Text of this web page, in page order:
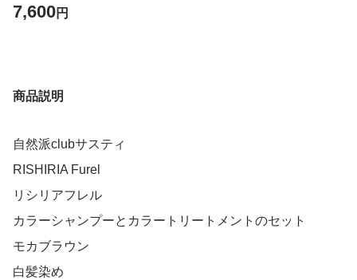
7,600円
商品説明
自然派clubサスティ
RISHIRIA Furel
リシリアフレル
カラーシャンプーとカラートリートメントのセット
モカブラウン
白髪染め